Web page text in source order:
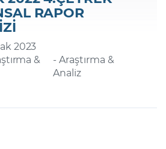
RAPOR
2023
&
- Araştırma &
Analiz